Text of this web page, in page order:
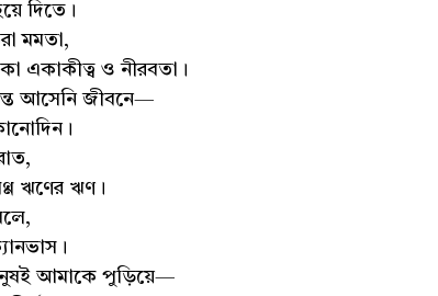
দিতে।
মমতা,
একাকীত্ব ও নীরবতা।
আসেনি জীবনে—
ঋণের ঋণ।
আমাকে পুড়িয়ে—